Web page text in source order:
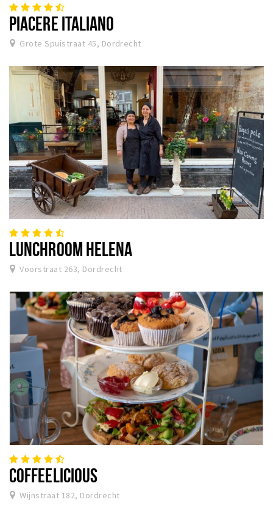
PIACERE ITALIANO
Grote Spuistraat 45, Dordrecht
LUNCHROOM HELENA
Voorstraat 263, Dordrecht
COFFEELICIOUS
Wijnstraat 182, Dordrecht